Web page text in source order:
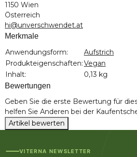
1150 Wien
Österreich
hi@unverschwendet.at
Merkmale
Produkteigenschaft
Wert
Anwendungsform:
Aufstrich
Produkteigenschaften:Vegan
Inhalt:
0,13 kg
Bewertungen
Geben Sie die erste Bewertung für
helfen Sie Anderen bei der
Artikel bewerten
VITERNA NEWSLETTER